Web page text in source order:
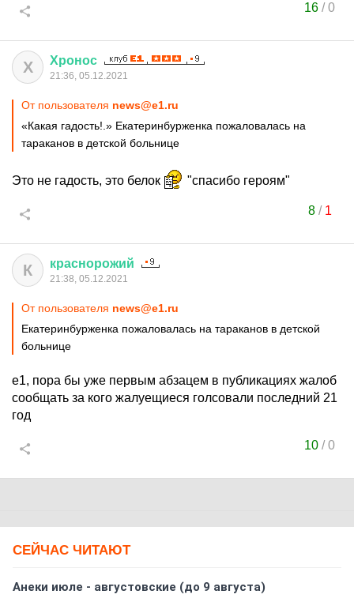
16 /0
Х Хронос
21:36, 05.12.2021
От пользователя news@e1.ru
«Какая гадость!.» Екатеринбурженка пожаловалась на
тараканов в детской больнице
Это не гадость, это белок "спасибо героям"
8/ 1
К краснорожий
21:38, 05.12.2021
От пользователя news@e1.ru
Екатеринбурженка пожаловалась на тараканов в детской
больнице
е1, пора бы уже первым абзацем в публикациях жалоб
сообщать за кого жалуещиеся голсовали последний 21
год
10 /0
СЕЙЧАС ЧИТАЮТ
Анеки июле - августовские (до 9 августа)